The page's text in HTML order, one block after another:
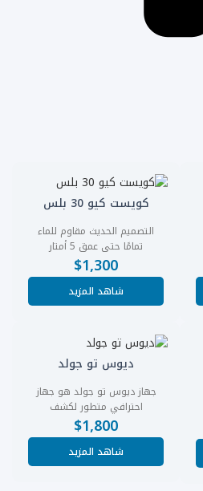
كويست كيو 30 بلس
شاهد المزيد
$1,300
التصميم الحديث مقاوم للماء
تمامًا حتى عمق 5 أمتار
ديوس تو جولد
شاهد المزيد
$1,800
جهاز ديوس تو جولد هو جهاز
احترافي متطور لكشف